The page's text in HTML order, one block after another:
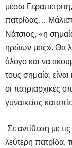
μέσω
πατρίδας…
Νάτσιος, «η
ηρώων μας». Θα
άλογο και να
τους σημαία,
οι πατριαρχικές
γυναικείας
Σε αντίθεση με
λεύτερη πατρίδα,